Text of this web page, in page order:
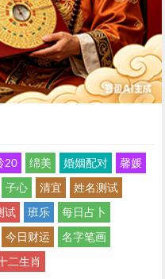
20 绵美 婚姻配对
馨媛
子心 清宜
姓名测试
试 班乐
每日占卜
今日财运
名字笔画
二生肖